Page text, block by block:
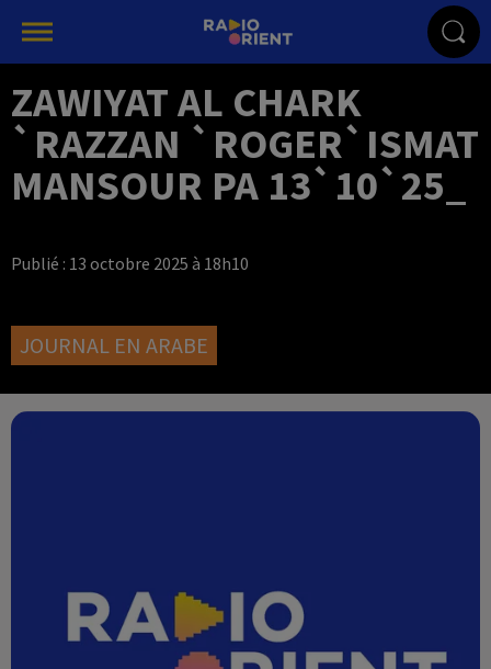
ZAWIYAT AL CHARK
`RAZZAN `ROGER`ISMAT
MANSOUR PA 13`10`25_
Publié : 13 octobre 2025 à 18h10
JOURNAL EN ARABE